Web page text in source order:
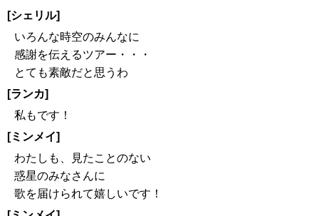
[シェリル]
いろんな時空のみんなに
感謝を伝えるツアー・・・
とても素敵だと思うわ
[ランカ]
私もです！
[ミンメイ]
わたしも、見たことのない
惑星のみなさんに
歌を届けられて嬉しいです！